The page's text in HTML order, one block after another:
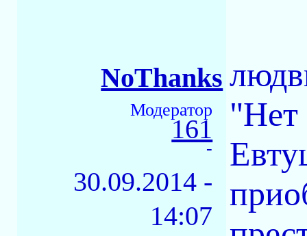
NoThanks
Модератор
161
-
30.09.2014 -
14:07
"Нет